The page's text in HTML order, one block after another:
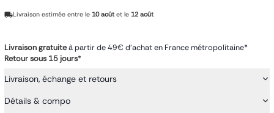
Livraison estimée entre le 10 août et le 12 août
Livraison gratuiteà partir de 49€ d'achat en France métropolitaine*
Retour sous 15 jours*
Livraison, échange et retours
Détails & compo